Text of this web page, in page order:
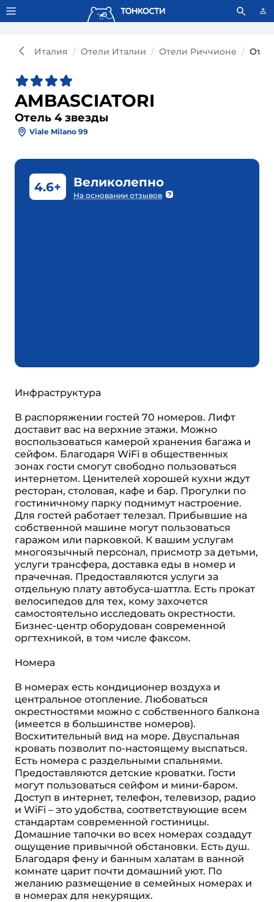
Тонкости используют сookie-файлы. Что это значит?
Италия Отели Италии Отели Риччионе
AMBASCIATORI
Отель 4 звезды
Viale Milano 99
4.6+ Великолепно
На основании отзывов
Инфраструктура
В распоряжении гостей 70 номеров. Лифт
доставит вас на верхние этажи. Можно
воспользоваться камерой хранения багажа и
сейфом. Благодаря WiFi в общественных
зонах гости смогут свободно пользоваться
интернетом. Ценителей хорошей кухни ждут
ресторан, столовая, кафе и бар. Прогулки по
гостиничному парку поднимут настроение.
Для гостей работает телезал. Прибывшие на
собственной машине могут пользоваться
гаражом или парковкой. К вашим услугам
многоязычный персонал, присмотр за детьми,
услуги трансфера, доставка еды в номер и
прачечная. Предоставляются услуги за
отдельную плату автобуса-шаттла. Есть прокат
велосипедов для тех, кому захочется
самостоятельно исследовать окрестности.
Бизнес-центр оборудован современной
оргтехникой, в том числе факсом.
Номера
В номерах есть кондиционер воздуха и
центральное отопление. Любоваться
окрестностями можно с собственного балкона
(имеется в большинстве номеров).
Восхитительный вид на море. Двуспальная
кровать позволит по-настоящему выспаться.
Есть номера с раздельными спальнями.
Предоставляются детские кроватки. Гости
могут пользоваться сейфом и мини-баром.
Доступ в интернет, телефон, телевизор, радио
и WiFi – это удобства, соответствующие всем
стандартам современной гостиницы.
Домашние тапочки во всех номерах создадут
ощущение привычной обстановки. Eсть душ.
Благодаря фену и банным халатам в ванной
комнате царит почти домашний уют. По
желанию размещение в семейных номерах и
в номерах для некурящих.